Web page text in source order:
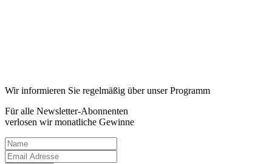
Wir informieren Sie regelmäßig über unser Programm
Für alle Newsletter-Abonnenten
verlosen wir monatliche Gewinne